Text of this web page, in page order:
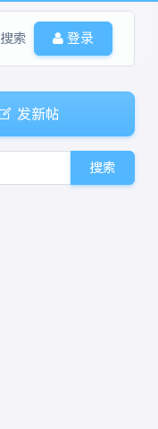
搜索 登录
发新帖
搜索